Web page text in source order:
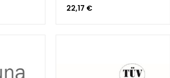
22,17 €